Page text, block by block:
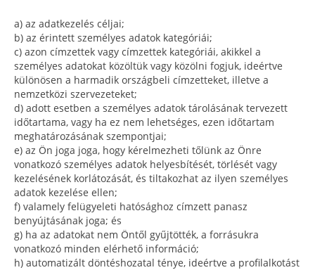
a) az adatkezelés céljai;
b) az érintett személyes adatok kategóriái;
c) azon címzettek vagy címzettek kategóriái, akikkel a
személyes adatokat közöltük vagy közölni fogjuk, ideértve
különösen a harmadik országbeli címzetteket, illetve a
nemzetközi szervezeteket;
d) adott esetben a személyes adatok tárolásának tervezett
időtartama, vagy ha ez nem lehetséges, ezen időtartam
meghatározásának szempontjai;
e) az Ön joga joga, hogy kérelmezheti tőlünk az Önre
vonatkozó személyes adatok helyesbítését, törlését vagy
kezelésének korlátozását, és tiltakozhat az ilyen személyes
adatok kezelése ellen;
f) valamely felügyeleti hatósághoz címzett panasz
benyújtásának joga; és
g) ha az adatokat nem Öntől gyűjtötték, a forrásukra
vonatkozó minden elérhető információ;
h) automatizált döntéshozatal ténye, ideértve a profilalkotást